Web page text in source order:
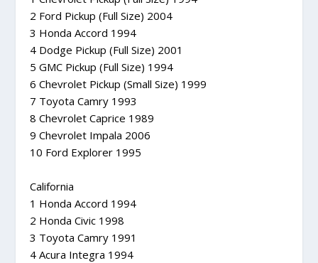
2 Ford Pickup (Full Size) 2004
3 Honda Accord 1994
4 Dodge Pickup (Full Size) 2001
5 GMC Pickup (Full Size) 1994
6 Chevrolet Pickup (Small Size) 1999
7 Toyota Camry 1993
8 Chevrolet Caprice 1989
9 Chevrolet Impala 2006
10 Ford Explorer 1995
California
1 Honda Accord 1994
2 Honda Civic 1998
3 Toyota Camry 1991
4 Acura Integra 1994